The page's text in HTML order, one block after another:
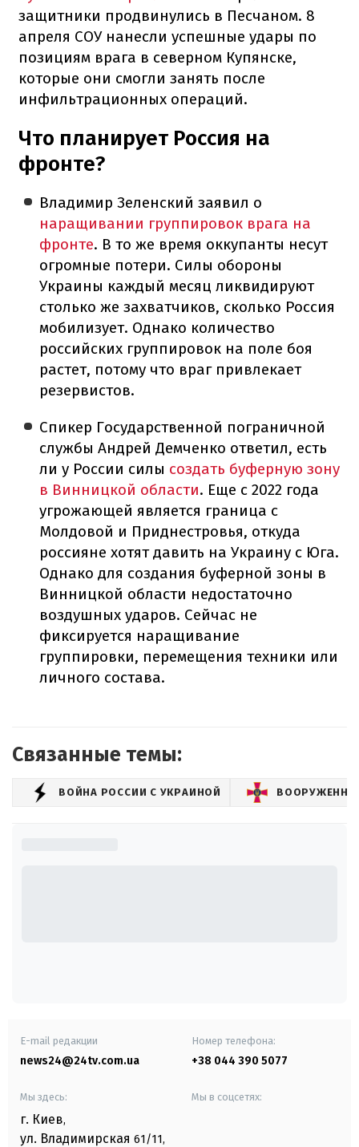
защитники продвинулись в Песчаном. 8
апреля СОУ нанесли успешные удары по
позициям врага в северном Купянске,
которые они смогли занять после
инфильтрационных операций.
Что планирует Россия на
фронте?
Владимир Зеленский заявил о
наращивании группировок врага на
фронте. В то же время оккупанты несут
огромные потери. Силы обороны
Украины каждый месяц ликвидируют
столько же захватчиков, сколько Россия
мобилизует. Однако количество
российских группировок на поле боя
растет, потому что враг привлекает
резервистов.
Спикер Государственной пограничной
службы Андрей Демченко ответил, есть
ли у России силы создать буферную зону
в Винницкой области. Еще с 2022 года
угрожающей является граница с
Молдовой и Приднестровья, откуда
россияне хотят давить на Украину с Юга.
Однако для создания буферной зоны в
Винницкой области недостаточно
воздушных ударов. Сейчас не
фиксируется наращивание
группировки, перемещения техники или
личного состава.
Связанные темы:
ВОЙНА РОССИИ С УКРАИНОЙ
E-mail редакции
news24@24tv.com.ua
Номер телефона:
+38 044 390 5077
Мы здесь:
г. Киев,
ул. Владимирская 61/11,
Мы в соцсетях: